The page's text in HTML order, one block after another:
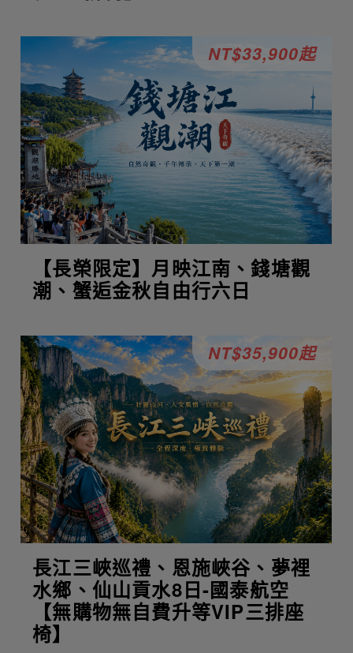
【長榮限定】月映江南、錢塘觀
潮、蟹逅金秋自由行六日
NT$33,900起
長江三峽巡禮、恩施峽谷、夢裡
水鄉、仙山貢水8日-國泰航空
【無購物無自費升等VIP三排座
椅】
NT$35,900起